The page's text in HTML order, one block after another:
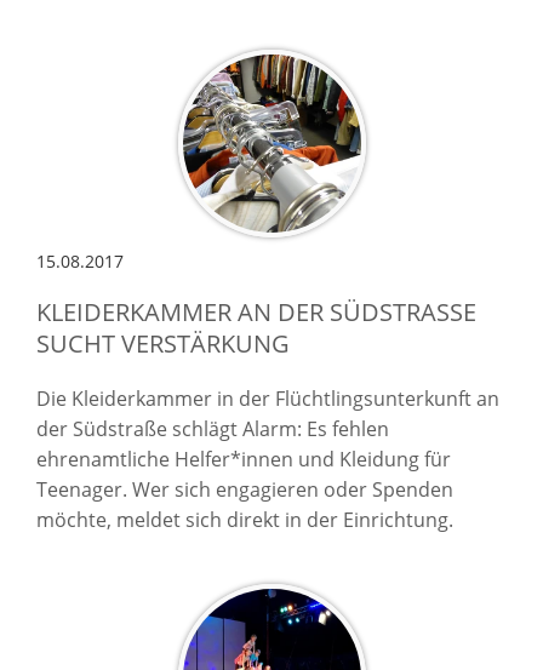
15.08.2017
KLEIDERKAMMER AN DER SÜDSTRASSE S
UCHT VERSTÄRKUNG
Die Kleiderkammer in der Flüchtlingsunterkunft an
der Südstraße schlägt Alarm: Es fehlen
ehrenamtliche Helfer*innen und Kleidung für
Teenager. Wer sich engagieren oder Spenden
möchte, meldet sich direkt in der Einrichtung.